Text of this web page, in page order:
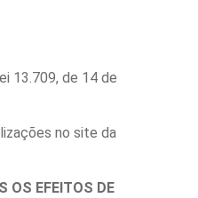
13.709, de 14 de
no site da
OS EFEITOS DE